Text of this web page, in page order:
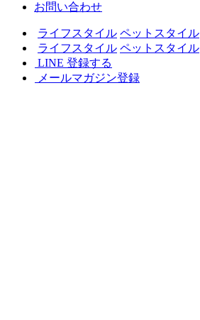
お問い合わせ
ライフスタイル ペットスタイル
ライフスタイル ペットスタイル
LINE 登録する
メールマガジン登録